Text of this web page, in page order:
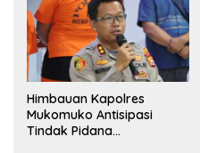
Himbauan Kapolres
Mukomuko Antisipasi
Tindak Pidana